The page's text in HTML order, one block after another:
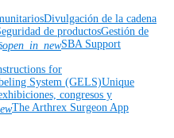
Divulgación de la cadena
de productosGestión de
open_in_newSBA Support
for
System (GELS)Unique
congresos y
The Arthrex Surgeon App